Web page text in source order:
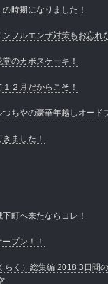
時期になりました！
フルエンザ対策もお忘れ
のカボスケーキ！
２月だからこそ！
ちやの豪華年越しオード
ました！
町へ来たならコレ！
プン！！
らく）総集編 2018 3日間